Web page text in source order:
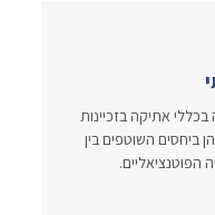
אתיקה בזכיינות
ביחסים השוטפים בין
הפוטנציאליים.